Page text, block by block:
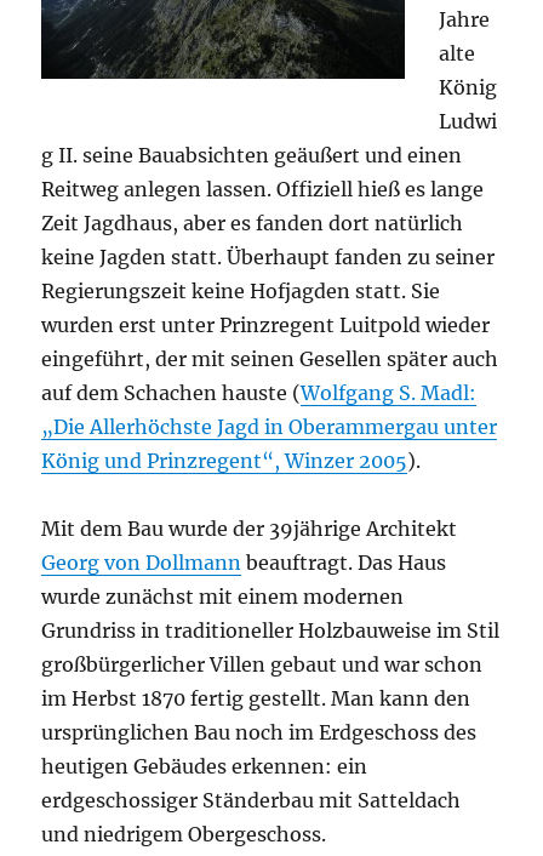
Jahre
alte
König
Ludwi
g II. seine Bauabsichten geäußert und einen
Reitweg anlegen lassen. Offiziell hieß es lange
Zeit Jagdhaus, aber es fanden dort natürlich
keine Jagden statt. Überhaupt fanden zu seiner
Regierungszeit keine Hofjagden statt. Sie
wurden erst unter Prinzregent Luitpold wieder
eingeführt, der mit seinen Gesellen später auch
auf dem Schachen hauste (Wolfgang S. Madl:
„Die Allerhöchste Jagd in Oberammergau unter
König und Prinzregent“, Winzer 2005).
Mit dem Bau wurde der 39jährige Architekt
Georg von Dollmann beauftragt. Das Haus
wurde zunächst mit einem modernen
Grundriss in traditioneller Holzbauweise im Stil
großbürgerlicher Villen gebaut und war schon
im Herbst 1870 fertig gestellt. Man kann den
ursprünglichen Bau noch im Erdgeschoss des
heutigen Gebäudes erkennen: ein
erdgeschossiger Ständerbau mit Satteldach
und niedrigem Obergeschoss.